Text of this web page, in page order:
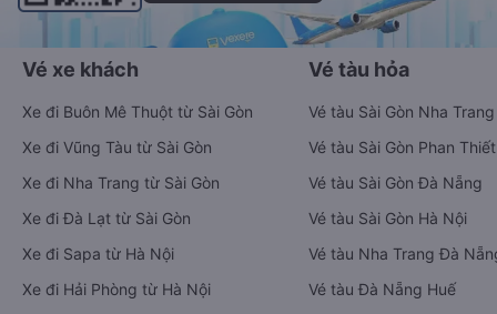
Vé xe khách
Xe đi Buôn Mê Thuột từ Sài Gòn
Xe đi Vũng Tàu từ Sài Gòn
Xe đi Nha Trang từ Sài Gòn
Xe đi Đà Lạt từ Sài Gòn
Xe đi Sapa từ Hà Nội
Xe đi Hải Phòng từ Hà Nội
Vé tàu hỏa
Vé tàu Sài Gòn Nha Trang
Vé tàu Sài Gòn Phan Thiết
Vé tàu Sài Gòn Đà Nẵng
Vé tàu Sài Gòn Hà Nội
Vé tàu Nha Trang Đà
Vé tàu Đà Nẵng Huế